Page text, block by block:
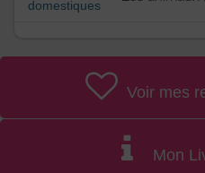
domestiques
Voir mes
Mon